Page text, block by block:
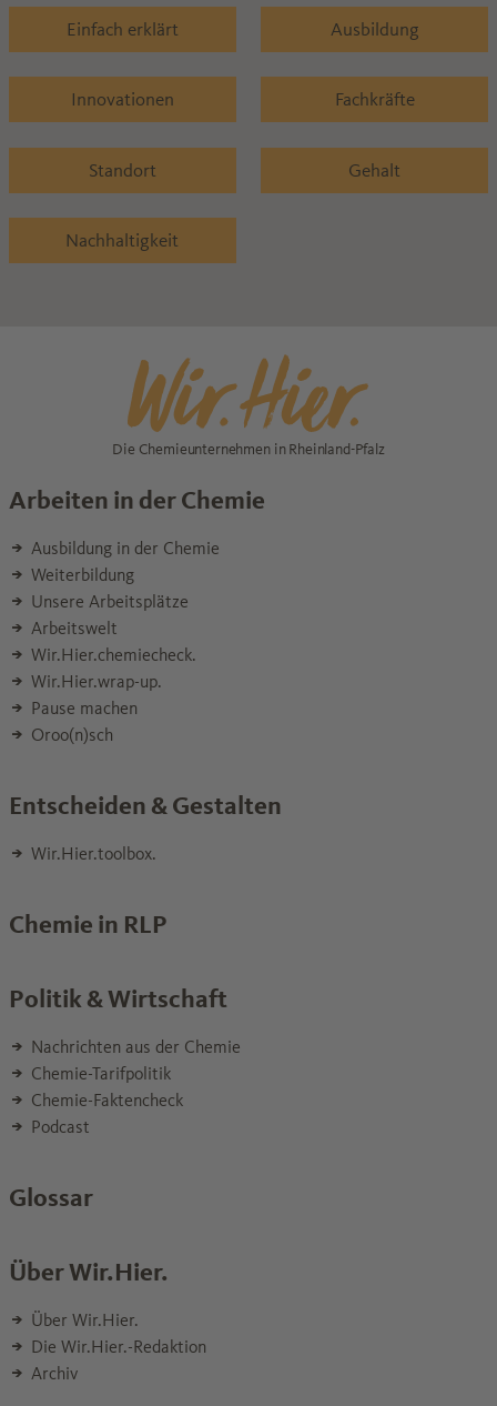
Einfach erklärt Ausbildung
Innovationen Fachkräfte
Standort Gehalt
Nachhaltigkeit
Die Chemieunternehmen in Rheinland-Pfalz
Arbeiten in der Chemie
Ausbildung in der Chemie
Weiterbildung
Unsere Arbeitsplätze
Arbeitswelt
Wir.Hier.chemiecheck.
Wir.Hier.wrap-up.
Pause machen
Oroo(n)sch
Entscheiden & Gestalten
Wir.Hier.toolbox.
Chemie in RLP
Politik & Wirtschaft
Nachrichten aus der Chemie
Chemie-Tarifpolitik
Chemie-Faktencheck
Podcast
Glossar
Über Wir.Hier.
Über Wir.Hier.
Die Wir.Hier.-Redaktion
Archiv